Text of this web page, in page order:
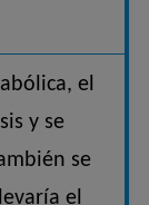
el
y se
se
el